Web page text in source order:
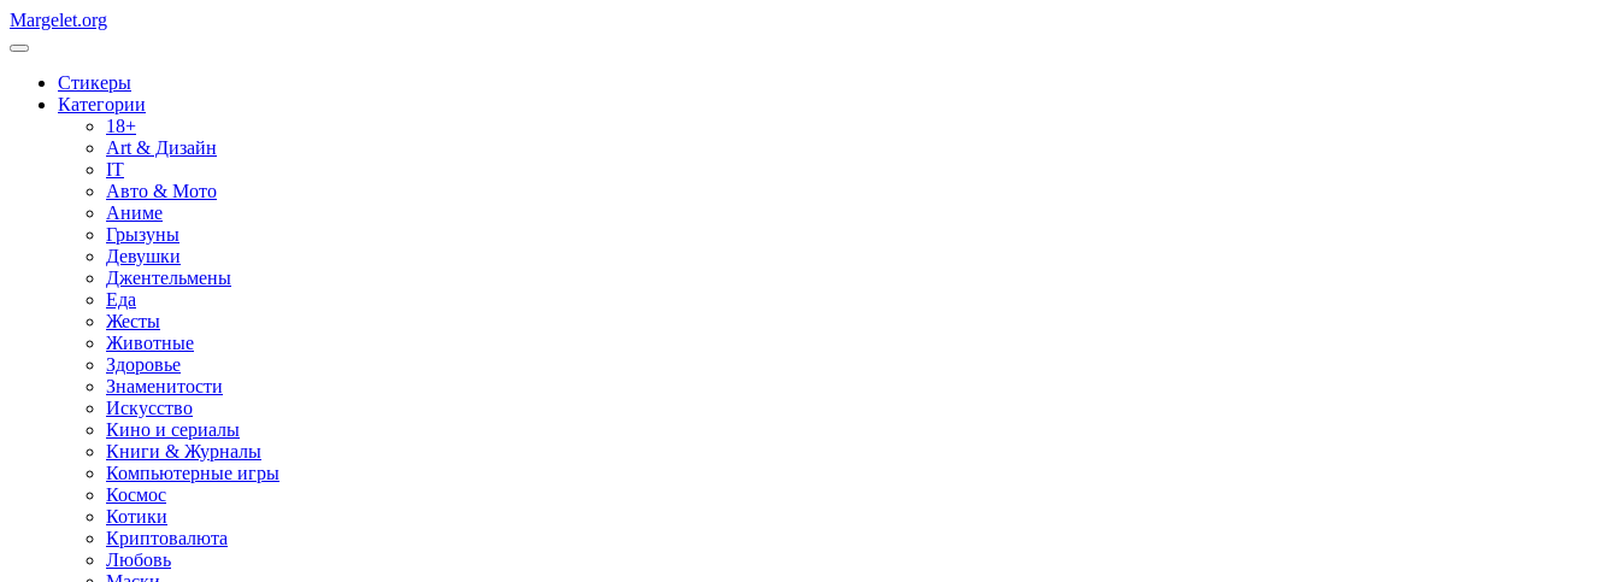
Margelet.org
Стикеры
Категории
18+
Art & Дизайн
IT
Авто & Мото
Аниме
Грызуны
Девушки
Джентельмены
Еда
Жесты
Животные
Здоровье
Знаменитости
Искусство
Кино и сериалы
Книги & Журналы
Компьютерные игры
Космос
Котики
Криптовалюта
Любовь